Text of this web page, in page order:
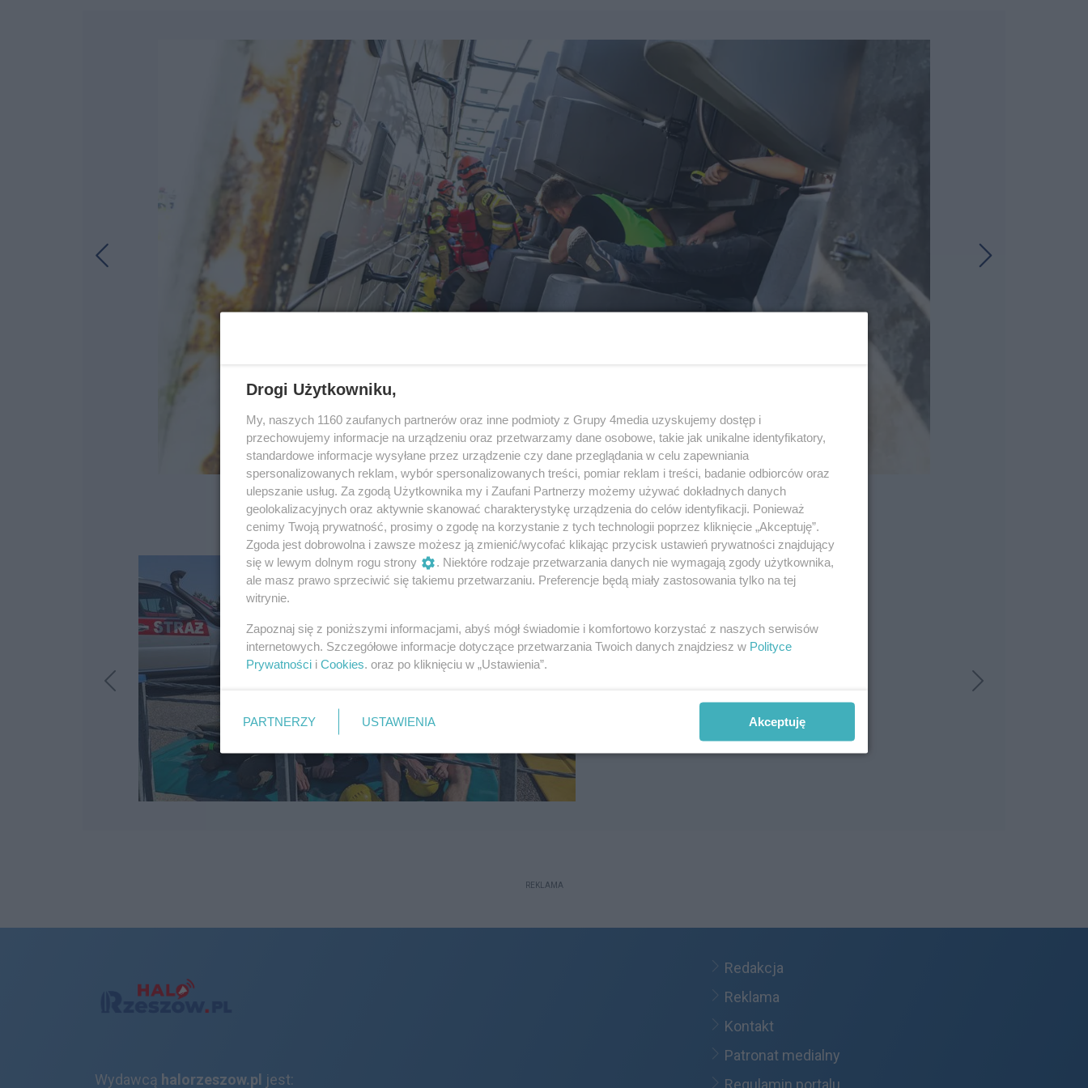
124 / 170
REKLAMA
Wydawcą halorzeszow.pl jest:
Redakcja
Reklama
Kontakt
Patronat medialny
Regulamin portalu
Drogi Użytkowniku,
My, naszych 1160 zaufanych partnerów oraz inne podmioty z Grupy 4media uzyskujemy dostęp i
przechowujemy informacje na urządzeniu oraz przetwarzamy dane osobowe, takie jak unikalne identyfikatory,
standardowe informacje wysyłane przez urządzenie czy dane przeglądania w celu zapewniania
spersonalizowanych reklam, wybór spersonalizowanych treści, pomiar reklam i treści, badanie odbiorców oraz
ulepszanie usług. Za zgodą Użytkownika my i Zaufani Partnerzy możemy używać dokładnych danych
geolokalizacyjnych oraz aktywnie skanować charakterystykę urządzenia do celów identyfikacji. Ponieważ
cenimy Twoją prywatność, prosimy o zgodę na korzystanie z tych technologii poprzez kliknięcie „Akceptuję”.
Zgoda jest dobrowolna i zawsze możesz ją zmienić/wycofać klikając przycisk ustawień prywatności znajdujący
się w lewym dolnym rogu strony
. Niektóre rodzaje przetwarzania danych nie wymagają zgody użytkownika,
ale masz prawo sprzeciwić się takiemu przetwarzaniu. Preferencje będą miały zastosowania tylko na tej
witrynie.
Zapoznaj się z poniższymi informacjami, abyś mógł świadomie i komfortowo korzystać z naszych serwisów
internetowych. Szczegółowe informacje dotyczące przetwarzania Twoich danych znajdziesz w Polityce
Prywatności i Cookies. oraz po kliknięciu w „Ustawienia”.
PARTNERZY USTAWIENIA Akceptuję